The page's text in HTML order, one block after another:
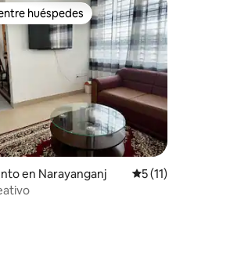
de 5, 96 reseñas
huéspedes
huéspedes
en Narayanganj Calificación
5 (11)